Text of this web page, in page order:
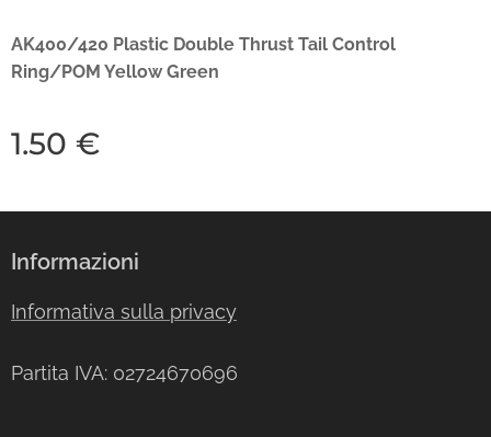
AK400/420 Plastic Double Thrust Tail Control
Ring/POM Yellow Green
1.50 €
Informazioni
Informativa sulla privacy
Partita IVA: 02724670696